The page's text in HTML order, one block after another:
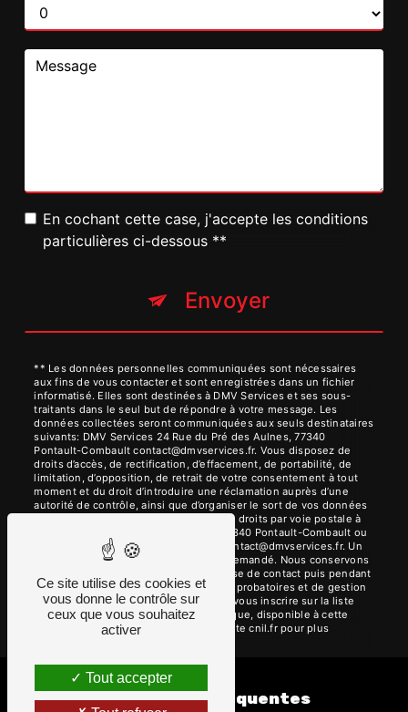
En cochant cette case, j'accepte les conditions
particulières ci-dessous **
Envoyer
** Les données personnelles communiquées sont nécessaires
aux fins de vous contacter et sont enregistrées dans un fichier
informatisé. Elles sont destinées à DMV Services et ses sous-
traitants dans le seul but de répondre à votre message. Les
données collectées seront communiquées aux seuls destinataires
suivants: DMV Services 24 Rue du Pré des Aulnes, 77340
Pontault-Combault contact@dmvservices.fr. Vous disposez de
droits d’accès, de rectification, d’effacement, de portabilité, de
limitation, d’opposition, de retrait de votre consentement à tout
moment et du droit d’introduire une réclamation auprès d’une
autorité de contrôle, ainsi que d’organiser le sort de vos données
post-mortem. Vous pouvez exercer ces droits par voie postale à
l'adresse 24 Rue du Pré des Aulnes, 77340 Pontault-Combault ou
par courrier électronique à l'adresse contact@dmvservices.fr. Un
justificatif d'identité pourra vous être demandé. Nous conservons
vos données pendant la période de prise de contact puis pendant
la durée de prescription légale aux fins probatoires et de gestion
des contentieux. Vous avez le droit de vous inscrire sur la liste
d'opposition au démarchage téléphonique, disponible à cette
Bloctel.gouv.fr
. Consultez le site cnil.fr pour plus
Recherches fréquentes
Ce site utilise des cookies et
vous donne le contrôle sur
ceux que vous souhaitez
activer
Tout accepter